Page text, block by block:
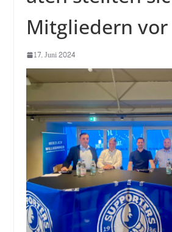
Mitgliedern vor
17. Juni 2024